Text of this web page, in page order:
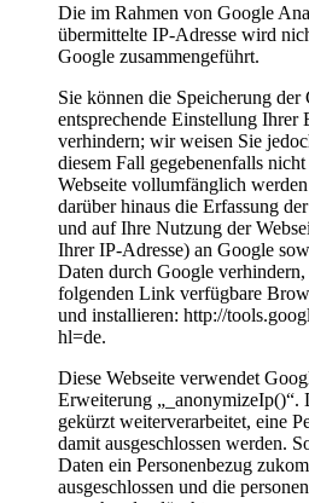
Die im Rahmen von Google
übermittelte IP-Adresse wird
Google zusammengeführt.
Sie können die Speicherung der
entsprechende Einstellung Ihrer
verhindern; wir weisen Sie
diesem Fall gegebenenfalls
Webseite vollumfänglich
darüber hinaus die Erfassung
und auf Ihre Nutzung der
Ihrer IP-Adresse) an Google
Daten durch Google
folgenden Link verfügbare
und installieren: http://
hl=de.
Diese Webseite verwendet
Erweiterung „_anonymizeIp()“.
gekürzt weiterverarbeitet, eine
damit ausgeschlossen werden.
Daten ein Personenbezug
ausgeschlossen und die